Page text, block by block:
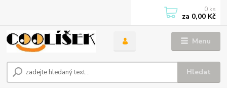
Menu
Hledat
0 ks
za 0,00 Kč